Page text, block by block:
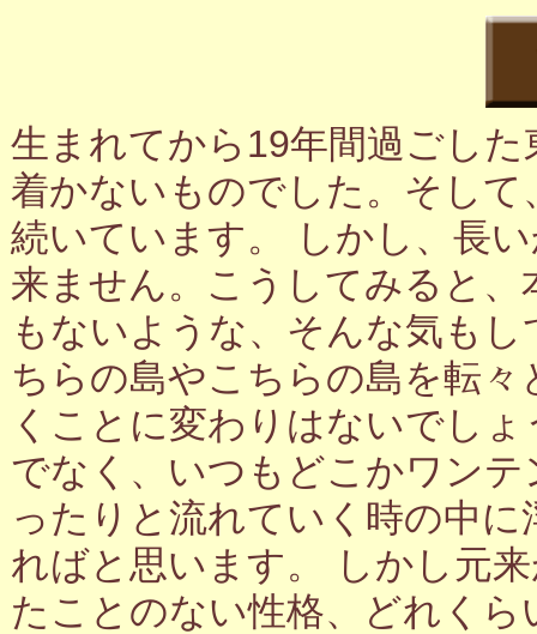
生まれてから19年間過ごし
着かないものでした。そし
続いています。 しかし、長
来ません。こうしてみると
もないような、そんな気も
ちらの島やこちらの島を転
くことに変わりはないでし
でなく、いつもどこかワン
ったりと流れていく時の中
ればと思います。 しかし元
たことのない性格、どれく